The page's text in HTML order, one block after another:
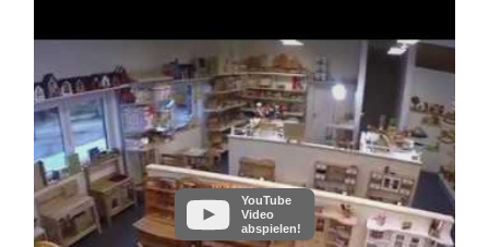
YouTube
Video
abspielen!